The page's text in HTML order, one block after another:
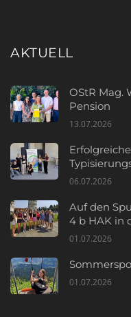
AKTUELL
OStR Mag.
Pension
13.07.2026
06.07.2026
Auf den
4 b HAK in
01.07.2026
01.07.2026